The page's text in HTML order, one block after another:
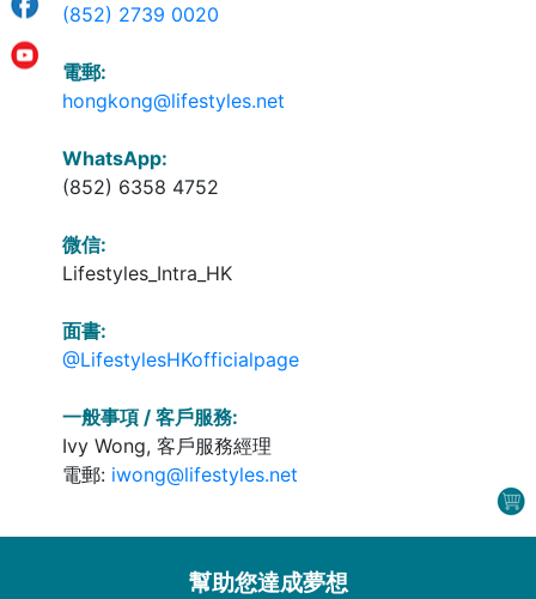
(852) 2739 0020
電郵:
hongkong@lifestyles.net
WhatsApp:
(852) 6358 4752
微信:
Lifestyles_Intra_HK
面書:
@LifestylesHKofficialpage
一般事項 / 客戶服務:
Ivy Wong, 客戶服務經理
電郵: iwong@lifestyles.net
幫助您達成夢想